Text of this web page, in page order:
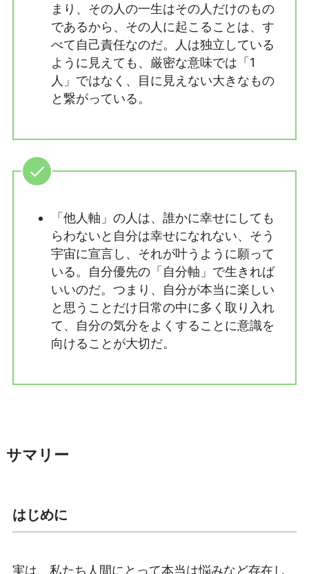
まり、その人の一生はその人だけのもの
であるから、その人に起こることは、す
べて自己責任なのだ。人は独立している
ように見えても、厳密な意味では「1
人」ではなく、目に見えない大きなもの
と繋がっている。
「他人軸」の人は、誰かに幸せにしても
らわないと自分は幸せになれない、そう
宇宙に宣言し、それが叶うように願って
いる。自分優先の「自分軸」で生きれば
いいのだ。つまり、自分が本当に楽しい
と思うことだけ日常の中に多く取り入れ
て、自分の気分をよくすることに意識を
向けることが大切だ。
サマリー
はじめに
実は、私たち人間にとって本当は悩みなど存在し